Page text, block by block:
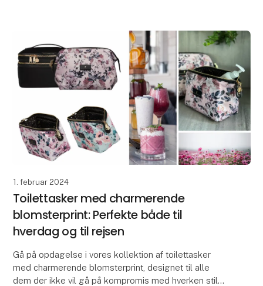
1. februar 2024
Toilettasker med charmerende
blomsterprint: Perfekte både til
hverdag og til rejsen
Gå på opdagelse i vores kollektion af toilettasker
med charmerende blomsterprint, designet til alle
dem der ikke vil gå på kompromis med hverken stil